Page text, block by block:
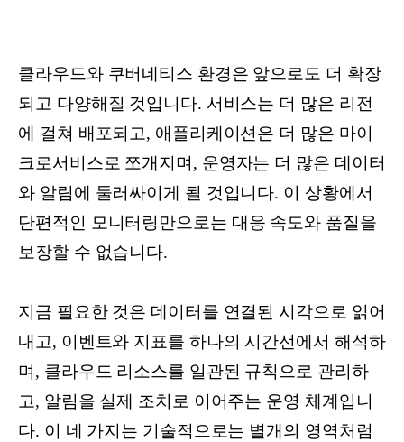
클라우드와 쿠버네티스 환경은 앞으로도 더 확장
되고 다양해질 것입니다. 서비스는 더 많은 리전
에 걸쳐 배포되고, 애플리케이션은 더 많은 마이
크로서비스로 쪼개지며, 운영자는 더 많은 데이터
와 알림에 둘러싸이게 될 것입니다. 이 상황에서
단편적인 모니터링만으로는 대응 속도와 품질을
보장할 수 없습니다.
지금 필요한 것은 데이터를 연결된 시각으로 읽어
내고, 이벤트와 지표를 하나의 시간선에서 해석하
며, 클라우드 리소스를 일관된 규칙으로 관리하
고, 알림을 실제 조치로 이어주는 운영 체계입니
다. 이 네 가지는 기술적으로는 별개의 영역처럼